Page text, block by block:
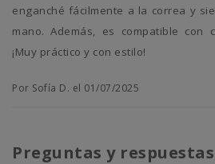
enganché fácilmente a la correa y
mano. Además, es compatible con
¡Muy práctico y con estilo!
Por Sofía D. el 01/07/2025
Preguntas y